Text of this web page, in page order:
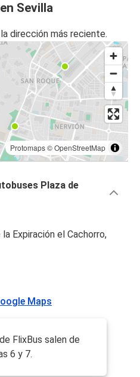
Sevilla
dirección más reciente.
Protomaps©OpenStreetMap
Plaza de
Expiración el Cachorro,
Maps
FlixBus salen de
6 y 7.